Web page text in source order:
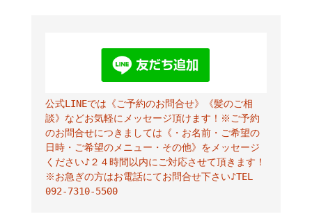
公式LINEでは《ご予約のお問合せ》《髪のご相
談》などお気軽にメッセージ頂けます！※ご予約
のお問合せにつきましては《・お名前・ご希望の
日時・ご希望のメニュー・その他》をメッセージ
ください♪２４時間以内にご対応させて頂きます！
※お急ぎの方はお電話にてお問合せ下さい♪TEL
092-7310-5500